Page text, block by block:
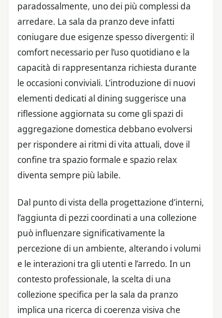
paradossalmente, uno dei più complessi da
arredare. La sala da pranzo deve infatti
coniugare due esigenze spesso divergenti: il
comfort necessario per l’uso quotidiano e la
capacità di rappresentanza richiesta durante
le occasioni conviviali. L’introduzione di nuovi
elementi dedicati al dining suggerisce una
riflessione aggiornata su come gli spazi di
aggregazione domestica debbano evolversi
per rispondere ai ritmi di vita attuali, dove il
confine tra spazio formale e spazio relax
diventa sempre più labile.
Dal punto di vista della progettazione d’interni,
l’aggiunta di pezzi coordinati a una collezione
può influenzare significativamente la
percezione di un ambiente, alterando i volumi
e le interazioni tra gli utenti e l’arredo. In un
contesto professionale, la scelta di una
collezione specifica per la sala da pranzo
implica una ricerca di coerenza visiva che